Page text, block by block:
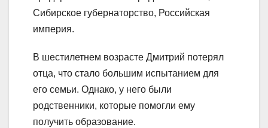
Сибирское губернаторство, Российская
империя.
В шестилетнем возрасте Дмитрий потерял
отца, что стало большим испытанием для
его семьи. Однако, у него были
родственники, которые помогли ему
получить образование.